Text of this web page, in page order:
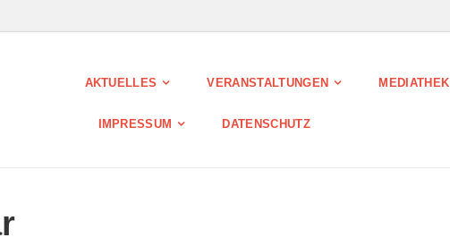
AKTUELLES VERANSTALTUNGEN MEDIATHEK
IMPRESSUM DATENSCHUTZ